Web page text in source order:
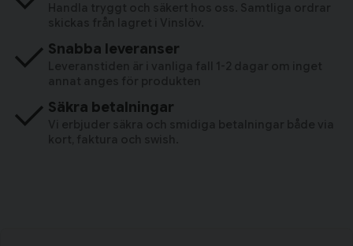
Snabba leveranser
Säkra betalningar